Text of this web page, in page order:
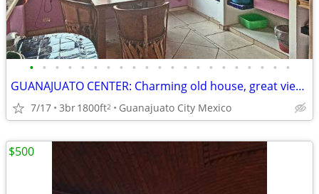
• • • • • • • • • • • • • • • • • • • • •
GUANAJUATO CENTER: Charming old house, great views
7/17 3br1800ft2 Guanajuato City Mexico
$500